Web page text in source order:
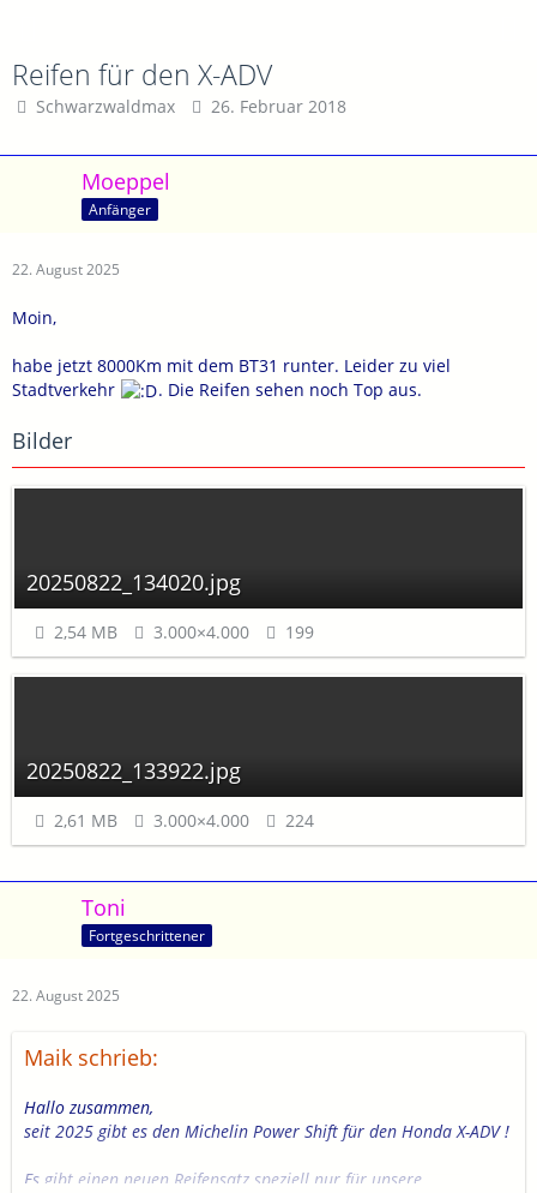
Reifen für den X-ADV
Schwarzwaldmax 26. Februar 2018
Moeppel
Anfänger
22. August 2025
Moin,
habe jetzt 8000Km mit dem BT31 runter. Leider zu viel
Stadtverkehr
. Die Reifen sehen noch Top aus.
Bilder
20250822_134020.jpg
2,54 MB 3.000×4.000 199
20250822_133922.jpg
2,61 MB 3.000×4.000 224
Toni
Fortgeschrittener
22. August 2025
Maik schrieb:
Hallo zusammen,
seit 2025 gibt es den Michelin Power Shift für den Honda X-ADV !
Es gibt einen neuen Reifensatz speziell nur für unsere